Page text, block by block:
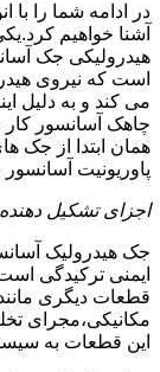
در ادامه شما را
آشنا خواهیم
هیدرولیکی جک
است که نیروی
می کند و به دلیل
چاهک آسانسور
همان ابتدا از جک
پاوریونیت
اجزای تشکیل
جک هیدرولیک
ایمنی ترکیدگی
قطعات دیگری
مکانیکی،مجرای
این قطعات به